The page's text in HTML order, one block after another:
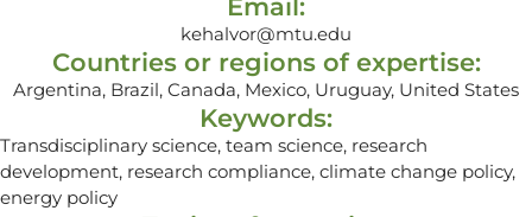
Email:
kehalvor@mtu.edu
Countries or regions of expertise:
Argentina, Brazil, Canada, Mexico, Uruguay, United States
Keywords:
Transdisciplinary science, team science, research
development, research compliance, climate change policy,
energy policy